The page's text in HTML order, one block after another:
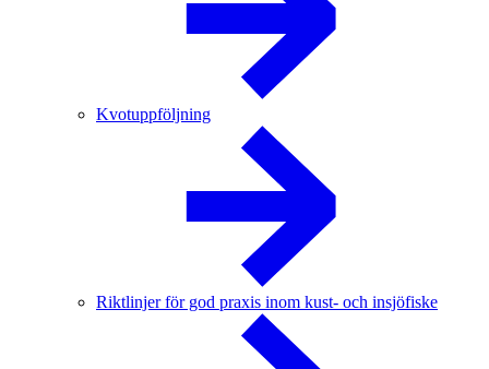
Kvotuppföljning
Riktlinjer för god praxis inom kust- och insjöfiske